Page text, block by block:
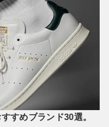
すめブランド30選。